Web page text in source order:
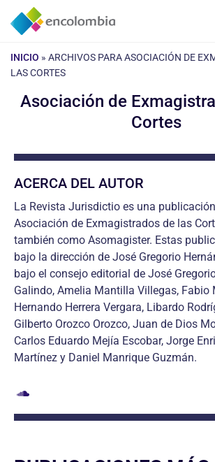
Saltar
INICIO » ARCHIVOS PARA ASOCIACIÓN DE
LAS CORTES
Asociación de
Cortes
ACERCA DEL AUTOR
La Revista Jurisdictio es una
Asociación de Exmagistrados de las
también como Asomagister. Estas
bajo la dirección de José Gregorio
bajo el consejo editorial de José
Galindo, Amelia Mantilla Villegas, Fabio
Hernando Herrera Vergara, Libardo
Gilberto Orozco Orozco, Juan de Dios
Carlos Eduardo Mejía Escobar, Jorge
Martínez y Daniel Manrique Guzmán.